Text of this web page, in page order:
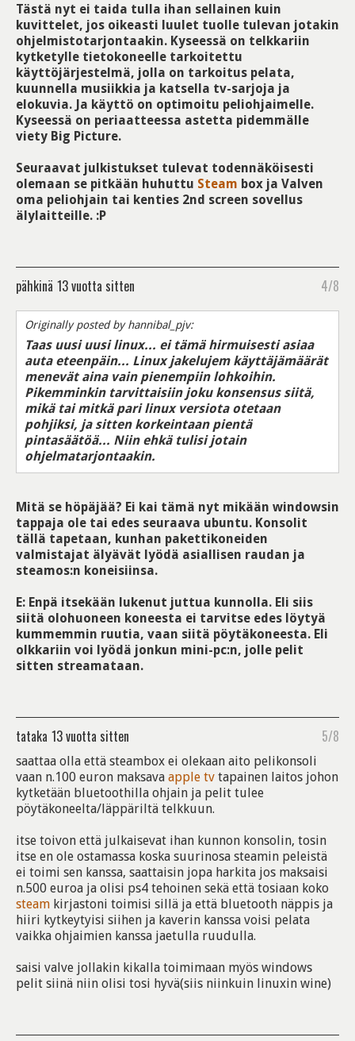
Tästä nyt ei taida tulla ihan sellainen kuin
kuvittelet, jos oikeasti luulet tuolle tulevan jotakin
ohjelmistotarjontaakin. Kyseessä on telkkariin
kytketylle tietokoneelle tarkoitettu
käyttöjärjestelmä, jolla on tarkoitus pelata,
kuunnella musiikkia ja katsella tv-sarjoja ja
elokuvia. Ja käyttö on optimoitu peliohjaimelle.
Kyseessä on periaatteessa astetta pidemmälle
viety Big Picture.
Seuraavat julkistukset tulevat todennäköisesti
olemaan se pitkään huhuttu Steam box ja Valven
oma peliohjain tai kenties 2nd screen sovellus
älylaitteille. :P
pähkinä 13 vuotta sitten 4/8
Originally posted by hannibal_pjv:
Taas uusi uusi linux... ei tämä hirmuisesti asiaa
auta eteenpäin... Linux jakelujem käyttäjämäärät
menevät aina vain pienempiin lohkoihin.
Pikemminkin tarvittaisiin joku konsensus siitä,
mikä tai mitkä pari linux versiota otetaan
pohjiksi, ja sitten korkeintaan pientä
pintasäätöä... Niin ehkä tulisi jotain
ohjelmatarjontaakin.
Mitä se höpäjää? Ei kai tämä nyt mikään windowsin
tappaja ole tai edes seuraava ubuntu. Konsolit
tällä tapetaan, kunhan pakettikoneiden
valmistajat älyävät lyödä asiallisen raudan ja
steamos:n koneisiinsa.
E: Enpä itsekään lukenut juttua kunnolla. Eli siis
siitä olohuoneen koneesta ei tarvitse edes löytyä
kummemmin ruutia, vaan siitä pöytäkoneesta. Eli
olkkariin voi lyödä jonkun mini-pc:n, jolle pelit
sitten streamataan.
tataka 13 vuotta sitten 5/8
saattaa olla että steambox ei olekaan aito pelikonsoli
vaan n.100 euron maksava apple tv tapainen laitos johon
kytketään bluetoothilla ohjain ja pelit tulee
pöytäkoneelta/läppäriltä telkkuun.
itse toivon että julkaisevat ihan kunnon konsolin, tosin
itse en ole ostamassa koska suurinosa steamin peleistä
ei toimi sen kanssa, saattaisin jopa harkita jos maksaisi
n.500 euroa ja olisi ps4 tehoinen sekä että tosiaan koko
steam kirjastoni toimisi sillä ja että bluetooth näppis ja
hiiri kytkeytyisi siihen ja kaverin kanssa voisi pelata
vaikka ohjaimien kanssa jaetulla ruudulla.
saisi valve jollakin kikalla toimimaan myös windows
pelit siinä niin olisi tosi hyvä(siis niinkuin linuxin wine)